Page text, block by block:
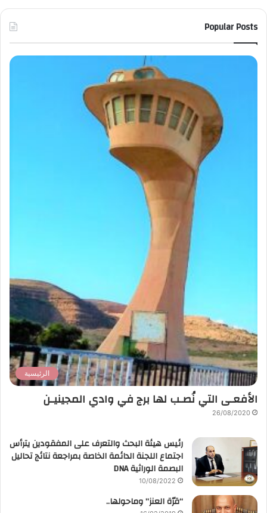
Popular Posts
الرئيسية
الأفعـى التي نُصـب لها برج في وادي المجينيـن
26/08/2020
رئيس هيئة البحث والتعرف على المفقودين يترأس
اجتماع اللجنة الدائمة الخاصة بمراجعة نتائج تحاليل
البصمة الوراثية DNA
10/08/2022
“قرّة العنز” وماحولها..